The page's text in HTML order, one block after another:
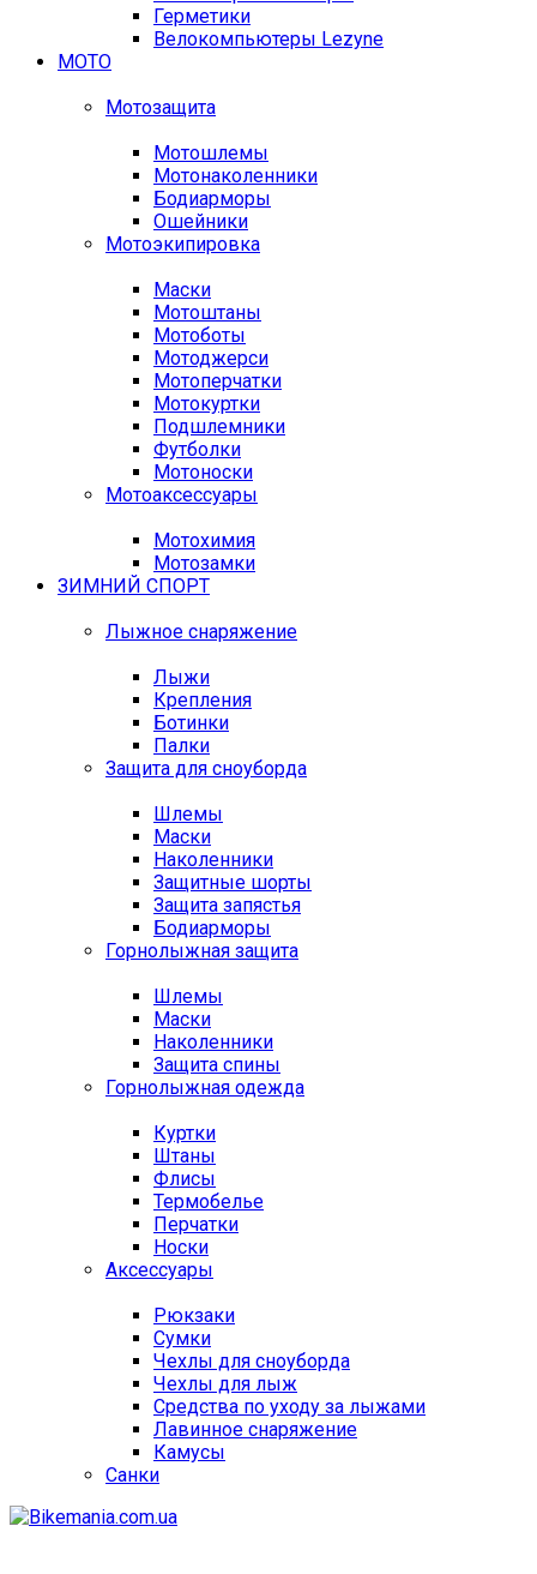
Герметики
Велокомпьютеры Lezyne
МОТО
Мотозащита
Мотошлемы
Мотонаколенники
Бодиарморы
Ошейники
Мотоэкипировка
Маски
Мотоштаны
Мотоботы
Мотоджерси
Мотоперчатки
Мотокуртки
Подшлемники
Футболки
Мотоноски
Мотоаксессуары
Мотохимия
Мотозамки
ЗИМНИЙ СПОРТ
Лыжное снаряжение
Лыжи
Крепления
Ботинки
Палки
Защита для сноуборда
Шлемы
Маски
Наколенники
Защитные шорты
Защита запястья
Бодиарморы
Горнолыжная защита
Шлемы
Маски
Наколенники
Защита спины
Горнолыжная одежда
Куртки
Штаны
Флисы
Термобелье
Перчатки
Носки
Аксессуары
Рюкзаки
Сумки
Чехлы для сноуборда
Чехлы для лыж
Средства по уходу за лыжами
Лавинное снаряжение
Камусы
Санки